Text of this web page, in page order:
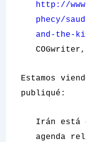
http://
phecy/
and-the-
Estamos
publiqué:
Irán está
agenda